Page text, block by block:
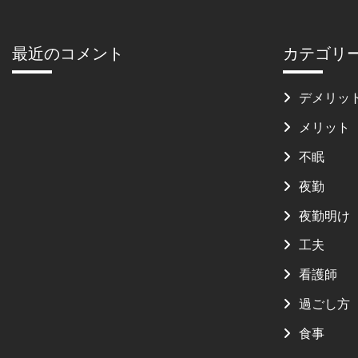
最近のコメント カテゴリ
デメリッ
メリット
不眠
夜勤
夜勤明け
工夫
看護師
過ごし方
食事